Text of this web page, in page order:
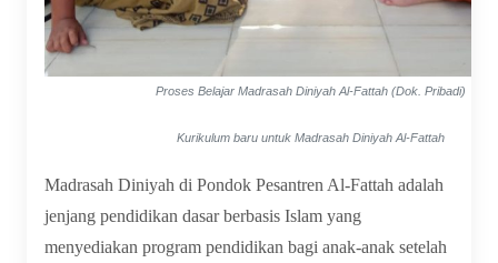
Proses Belajar Madrasah Diniyah Al-Fattah (Dok. Pribadi)
Kurikulum baru untuk Madrasah Diniyah Al-Fattah
Madrasah Diniyah di Pondok Pesantren Al-Fattah adalah
jenjang pendidikan dasar berbasis Islam yang
menyediakan program pendidikan bagi anak-anak setelah